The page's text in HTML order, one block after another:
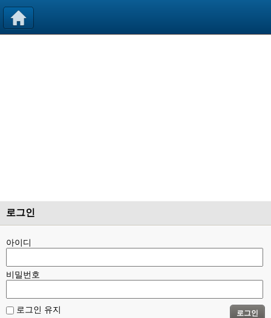
로그인
아이디
비밀번호
로그인 유지 로그인